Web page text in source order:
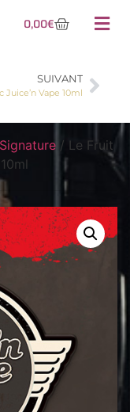
0,00€
SUIVANT
Juice’n Vape 10ml
/ Le Fruit